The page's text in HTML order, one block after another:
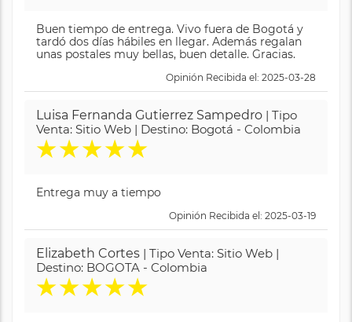
Buen tiempo de entrega. Vivo fuera de Bogotá y
tardó dos días hábiles en llegar. Además regalan
unas postales muy bellas, buen detalle. Gracias.
Opinión Recibida el: 2025-03-28
Luisa Fernanda Gutierrez Sampedro | Tipo
Venta: Sitio Web | Destino: Bogotá - Colombia
★★★★★
Entrega muy a tiempo
Opinión Recibida el: 2025-03-19
Elizabeth Cortes | Tipo Venta: Sitio Web |
Destino: BOGOTA - Colombia
★★★★★